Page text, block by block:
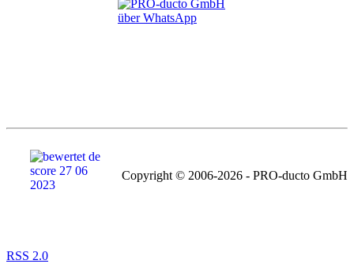
Copyright © 2006-2026 - PRO-ducto GmbH
RSS 2.0